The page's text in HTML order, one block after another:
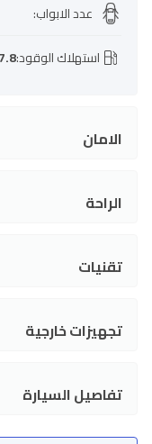
عدد الابواب:
استهلاك الوقود:
الامان
الراحة
تقنيات
تجهيزات خارجية
تفاصيل السيارة